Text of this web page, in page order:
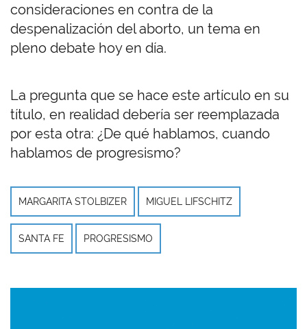
consideraciones en contra de la
despenalización del aborto, un tema en
pleno debate hoy en día.
La pregunta que se hace este artículo en su
título, en realidad debería ser reemplazada
por esta otra: ¿De qué hablamos, cuando
hablamos de progresismo?
MARGARITA STOLBIZER MIGUEL LIFSCHITZ
SANTA FE PROGRESISMO